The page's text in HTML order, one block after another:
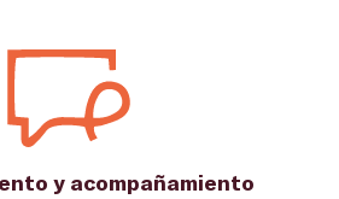
y acompañamiento